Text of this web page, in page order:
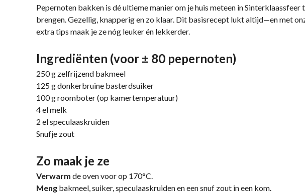
Pepernoten bakken is dé ultieme manier om je huis meteen in Sinterklaassfeer
brengen. Gezellig, knapperig en zo klaar. Dit basisrecept lukt altijd—en met
extra tips maak je ze nóg leuker én lekkerder.
Ingrediënten (voor ± 80 pepernoten)
250 g zelfrijzend bakmeel
125 g donkerbruine basterdsuiker
100 g roomboter (op kamertemperatuur)
4 el melk
2 el speculaaskruiden
Snufje zout
Zo maak je ze
Verwarm de oven voor op 170°C.
Meng bakmeel, suiker, speculaaskruiden en een snuf zout in een kom.